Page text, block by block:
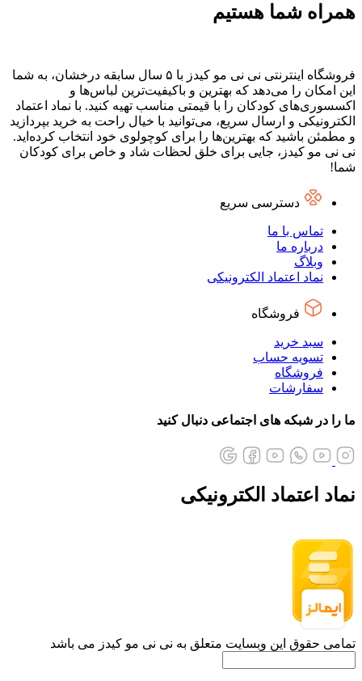
همراه شما هستیم
فروشگاه اینترنتی نی نی مو کیدز با ۵ سال سابقه درخشان، به شما
این امکان را می‌دهد که بهترین و باکیفیت‌ترین لباس‌ها و
اکسسوری‌های کودکان را با قیمتی مناسب تهیه کنید. با نماد اعتماد
الکترونیکی و ارسال سریع، می‌توانید با خیال راحت به خرید بپردازید
و مطمئن باشید که بهترین‌ها را برای کوچولوی خود انتخاب کرده‌اید.
نی نی مو کیدز، جایی برای خلق لحظات شاد و خاص برای کودکان
شما!
دسترسی سریع
تماس با ما
درباره ما
وبلاگ
نماد اعتماد الکترونیکی
فروشگاه
سبد خرید
تسویه حساب
فروشگاه
سفارشات
ما را در شبکه های اجتماعی دنبال کنید
نماد اعتماد الکترونیکی
تمامی حقوق این وبسایت متعلق به نی نی مو کیدز می باشد